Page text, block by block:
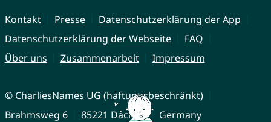
Kontakt Presse
Datenschutzerklärung der App
Datenschutzerklärung der Webseite
FAQ
Über uns
Zusammenarbeit Impressum
© CharliesNames UG (haftungsbeschränkt)
Brahmsweg 6
85221 Dachau Germany